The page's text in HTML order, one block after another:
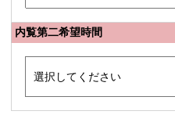
内覧第二希望時間